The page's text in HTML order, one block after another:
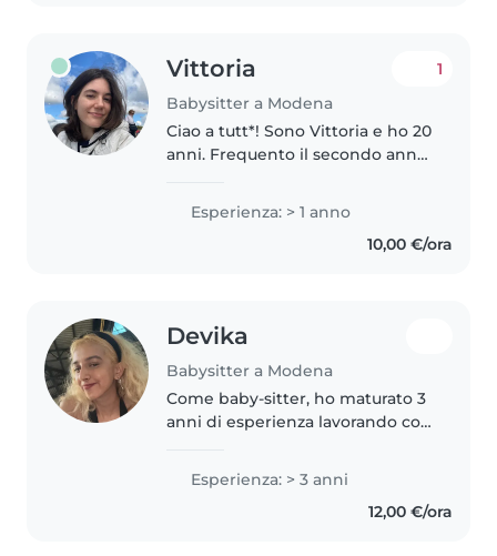
Vittoria
Babysitter a Modena
1
Ciao a tutt*! Sono Vittoria e ho 20
anni. Frequento il secondo anno
Cerco un lavoro da babysitter A
CHIAMATA o A GIORNI FISSI per
tutta quasi tutta l'estate...
Esperienza: > 1 anno
10,00 €/ora
Devika
Babysitter a Modena
Come baby-sitter, ho maturato 3
anni di esperienza lavorando con
persona responsabile, creativa
Esperienza: > 3 anni
12,00 €/ora